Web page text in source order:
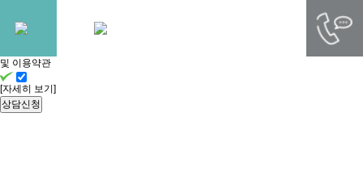
및 이용약관
[자세히 보기]
상담신청